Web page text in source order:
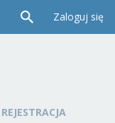
Zaloguj się
REJESTRACJA